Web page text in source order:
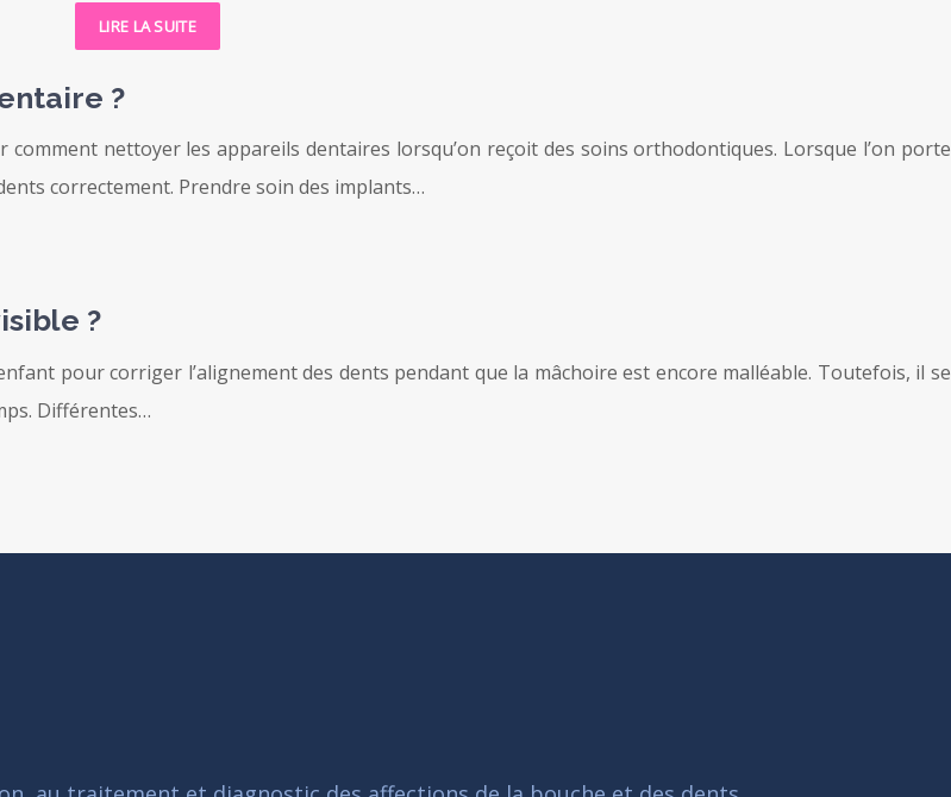
LIRE LA SUITE
?
comment nettoyer les appareils dentaires lorsqu’on reçoit des soins orthodontiques. Lorsque l’on porte
correctement. Prendre soin des implants…
?
pour corriger l’alignement des dents pendant que la mâchoire est encore malléable. Toutefois, il se
Différentes…